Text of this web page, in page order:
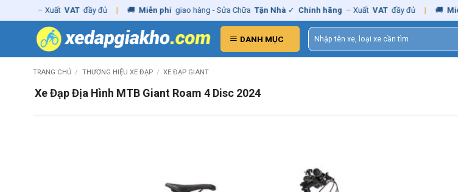
to
– Xuất VAT đầy đủ | 🚚 Miễn phí giao hàng - Sửa Chữa Tận Nhà ✓ Chính hãng – Xuất VAT đầy đủ | 🚚 Miễn phí
DANH MỤC
Tìm
kiếm:
TRANG CHỦ / THƯƠNG HIỆU XE ĐẠP / XE ĐẠP GIANT
Xe Đạp Địa Hình MTB Giant Roam 4 Disc 2024